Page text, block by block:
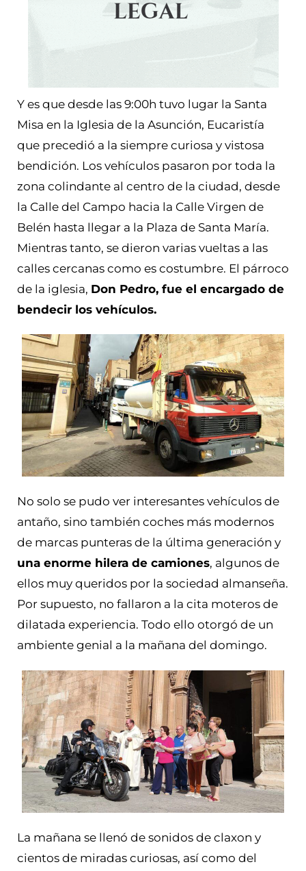
Y es que desde las 9:00h tuvo lugar la Santa
Misa en la Iglesia de la Asunción, Eucaristía
que precedió a la siempre curiosa y vistosa
bendición. Los vehículos pasaron por toda la
zona colindante al centro de la ciudad, desde
la Calle del Campo hacia la Calle Virgen de
Belén hasta llegar a la Plaza de Santa María.
Mientras tanto, se dieron varias vueltas a las
calles cercanas como es costumbre. El párroco
de la iglesia, Don Pedro, fue el encargado de
bendecir los vehículos.
No solo se pudo ver interesantes vehículos de
antaño, sino también coches más modernos
de marcas punteras de la última generación y
una enorme hilera de camiones, algunos de
ellos muy queridos por la sociedad almanseña.
Por supuesto, no fallaron a la cita moteros de
dilatada experiencia. Todo ello otorgó de un
ambiente genial a la mañana del domingo.
La mañana se llenó de sonidos de claxon y
cientos de miradas curiosas, así como del